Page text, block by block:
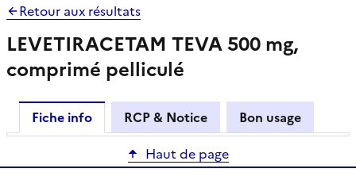
Retour aux résultats
LEVETIRACETAM TEVA 500 mg,
comprimé pelliculé
Fiche info RCP & Notice
Bon usage
Haut de page